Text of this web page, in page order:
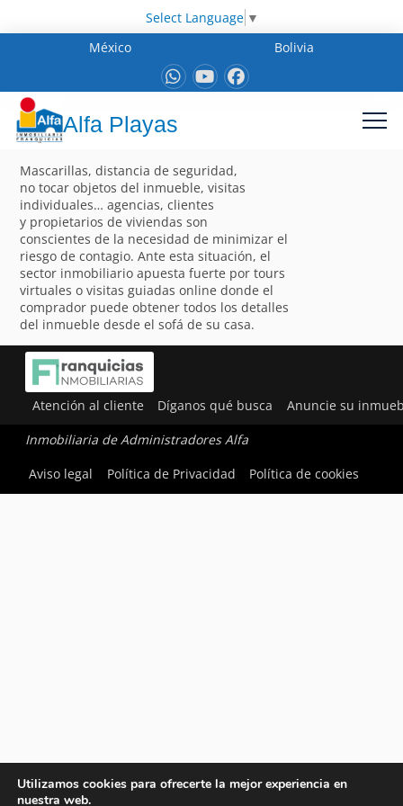
Select Language ▼
México
Bolivia
Alfa Playas
Mascarillas, distancia de seguridad,
no tocar objetos del inmueble, visitas
individuales… agencias, clientes
y propietarios de viviendas son
conscientes de la necesidad de minimizar el
riesgo de contagio. Ante esta situación, el
sector inmobiliario apuesta fuerte por tours
virtuales o visitas guiadas online donde el
comprador puede obtener todos los detalles
del inmueble desde el sofá de su casa.
Atención al cliente Díganos qué busca Anuncie su
Inmobiliaria de Administradores Alfa
Aviso legal
Política de Privacidad Política de cookies
Utilizamos cookies para ofrecerte la mejor experiencia en
nuestra web.